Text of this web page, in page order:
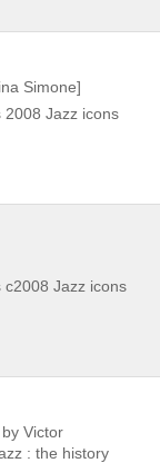
Simone]
2008 Jazz icons
c2008 Jazz icons
Victor
: the history